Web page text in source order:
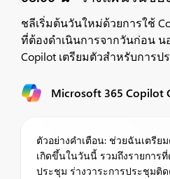
ชลีเริ่มต้นวันใหม่ด้วยการใช้
ที่ต้องดำเนินการจากวันก่อน น
Copilot เตรียมตัวสำหรับการป
Microsoft 365 Copilot
ตัวอย่างคำเตือน: ช่วยฉันเตรีย
เกิดขึ้นในวันนี้ รวมถึงรายการ
ประชุม ร่างวาระการประชุมติ